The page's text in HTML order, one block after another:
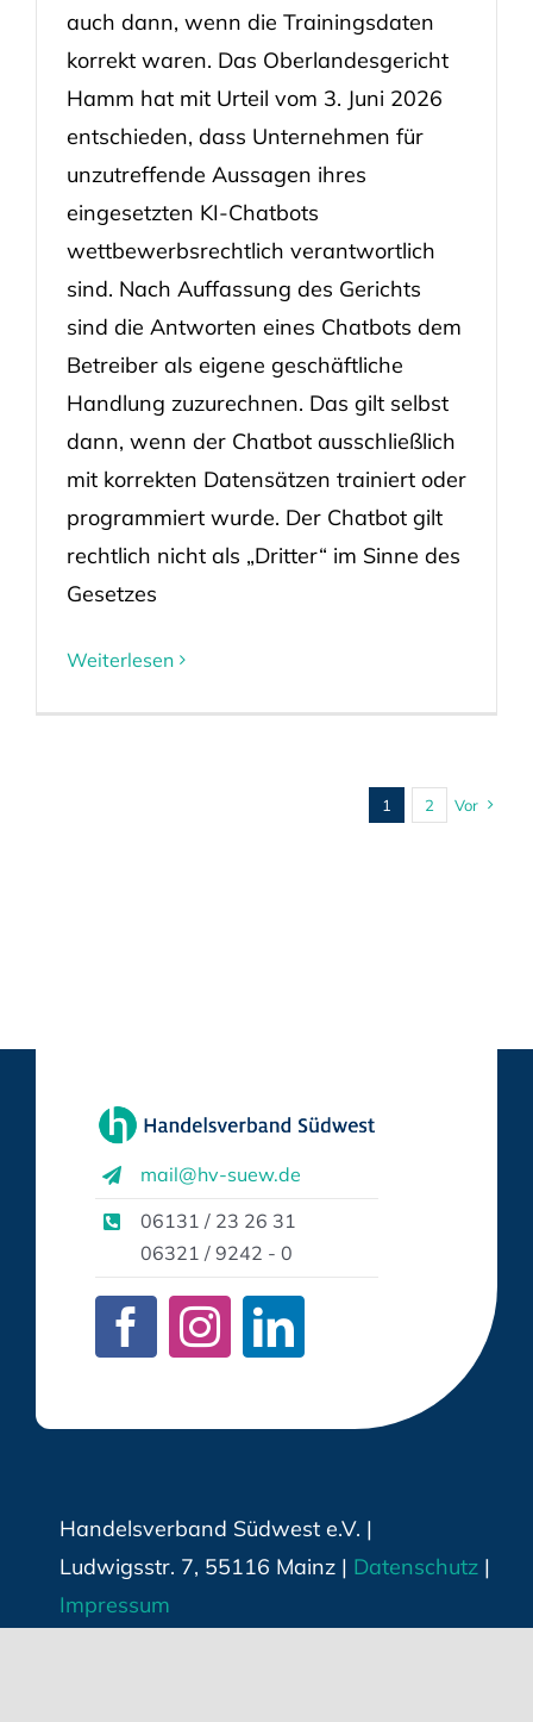
auch dann, wenn die Trainingsdaten
korrekt waren. Das Oberlandesgericht
Hamm hat mit Urteil vom 3. Juni 2026
entschieden, dass Unternehmen für
unzutreffende Aussagen ihres
eingesetzten KI-Chatbots
wettbewerbsrechtlich verantwortlich
sind. Nach Auffassung des Gerichts
sind die Antworten eines Chatbots dem
Betreiber als eigene geschäftliche
Handlung zuzurechnen. Das gilt selbst
dann, wenn der Chatbot ausschließlich
mit korrekten Datensätzen trainiert oder
programmiert wurde. Der Chatbot gilt
rechtlich nicht als „Dritter“ im Sinne des
Gesetzes
Weiterlesen
1 2 Vor
mail@hv-suew.de
06131 / 23 26 31
06321 / 9242 - 0
Handelsverband Südwest e.V. |
Ludwigsstr. 7, 55116 Mainz | Datenschutz|
Impressum